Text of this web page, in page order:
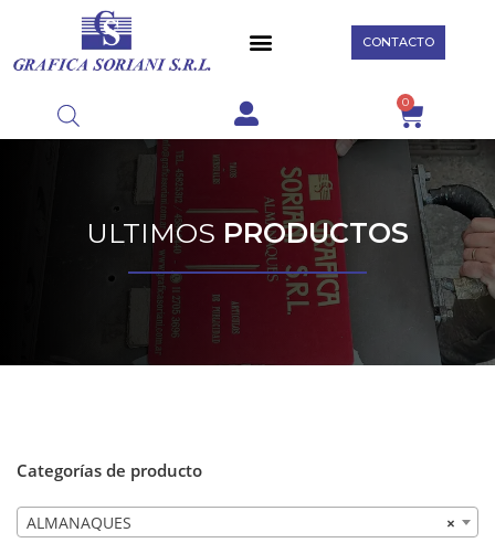
CONTACTO
0
ULTIMOS PRODUCTOS
Categorías de producto
×
ALMANAQUES